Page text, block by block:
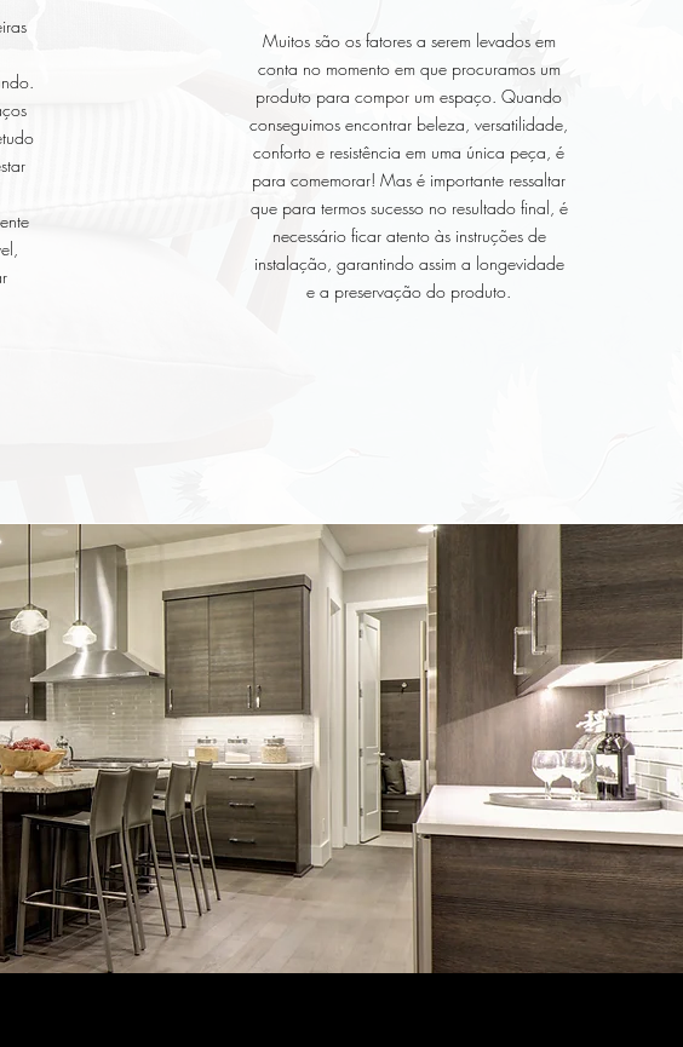
Muitos são os fatores a serem levados em
conta no momento em que procuramos um
produto para compor um espaço. Quando
conseguimos encontrar beleza, versatilidade,
conforto e resistência em uma única peça, é
para comemorar! Mas é importante ressaltar
que para termos sucesso no resultado final, é
necessário ficar atento às instruções de
instalação, garantindo assim a longevidade
e a preservação do produto.